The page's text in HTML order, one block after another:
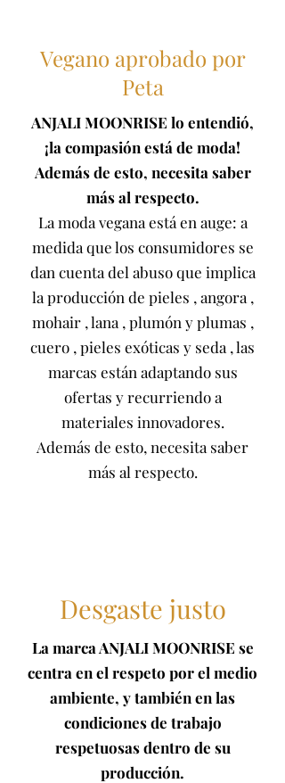
Vegano aprobado por
Peta
ANJALI MOONRISE lo entendió,
¡la compasión está de moda!
Además de esto, necesita saber
más al respecto.
La moda vegana está en auge: a
medida que los consumidores se
dan cuenta del abuso que implica
la producción de pieles ,angora ,
mohair,lana ,plumón y plumas ,
cuero ,pieles exóticas y seda , las
marcas están adaptando sus
ofertas y recurriendo a
materiales innovadores.
Además de esto, necesita saber
más al respecto.
Desgaste justo
La marca ANJALI MOONRISE se
centra en el respeto por el medio
ambiente, y también en las
condiciones de trabajo
respetuosas dentro de su
producción.